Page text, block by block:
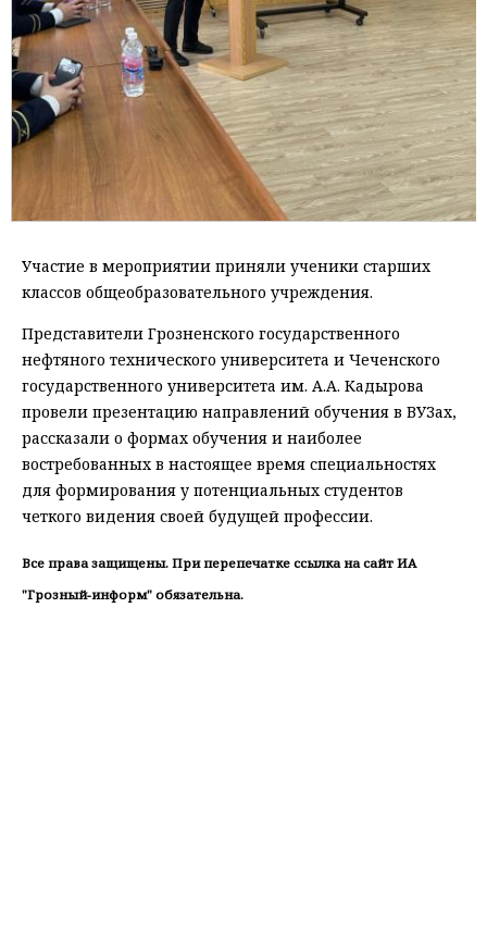
Участие в мероприятии приняли ученики старших
классов общеобразовательного учреждения.
Представители Грозненского государственного
нефтяного технического университета и Чеченского
государственного университета им. А.А. Кадырова
провели презентацию направлений обучения в ВУЗах,
рассказали о формах обучения и наиболее
востребованных в настоящее время специальностях
для формирования у потенциальных студентов
четкого видения своей будущей профессии.
Все права защищены. При перепечатке ссылка на сайт ИА
"Грозный-информ" обязательна.